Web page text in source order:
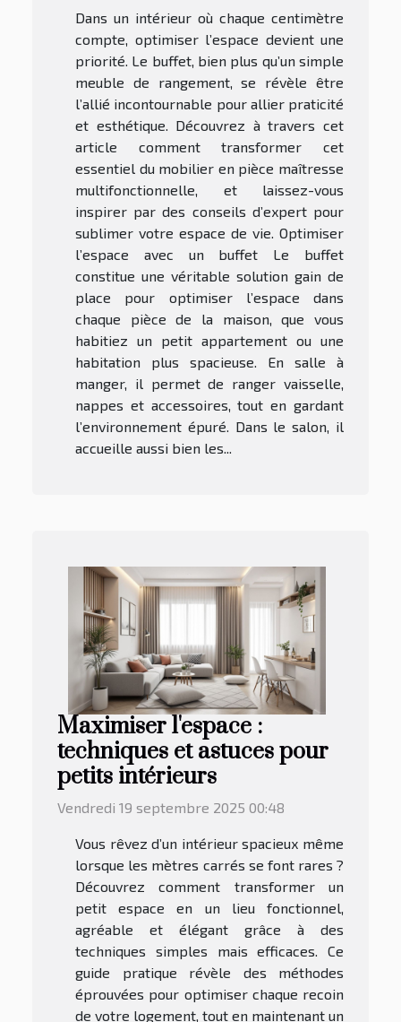
Dans un intérieur où chaque centimètre
compte, optimiser l’espace devient une
priorité. Le buffet, bien plus qu’un simple
meuble de rangement, se révèle être
l’allié incontournable pour allier praticité
et esthétique. Découvrez à travers cet
article comment transformer cet
essentiel du mobilier en pièce maîtresse
multifonctionnelle, et laissez-vous
inspirer par des conseils d’expert pour
sublimer votre espace de vie. Optimiser
l’espace avec un buffet Le buffet
constitue une véritable solution gain de
place pour optimiser l’espace dans
chaque pièce de la maison, que vous
habitiez un petit appartement ou une
habitation plus spacieuse. En salle à
manger, il permet de ranger vaisselle,
nappes et accessoires, tout en gardant
l’environnement épuré. Dans le salon, il
accueille aussi bien les...
Maximiser l'espace :
techniques et astuces pour
petits intérieurs
Vendredi 19 septembre 2025 00:48
Vous rêvez d’un intérieur spacieux même
lorsque les mètres carrés se font rares ?
Découvrez comment transformer un
petit espace en un lieu fonctionnel,
agréable et élégant grâce à des
techniques simples mais efficaces. Ce
guide pratique révèle des méthodes
éprouvées pour optimiser chaque recoin
de votre logement, tout en maintenant un